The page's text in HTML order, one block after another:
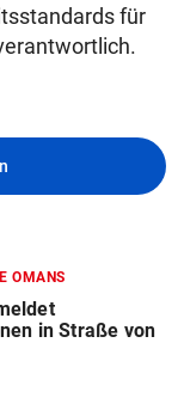
für
OMANS
in Straße von